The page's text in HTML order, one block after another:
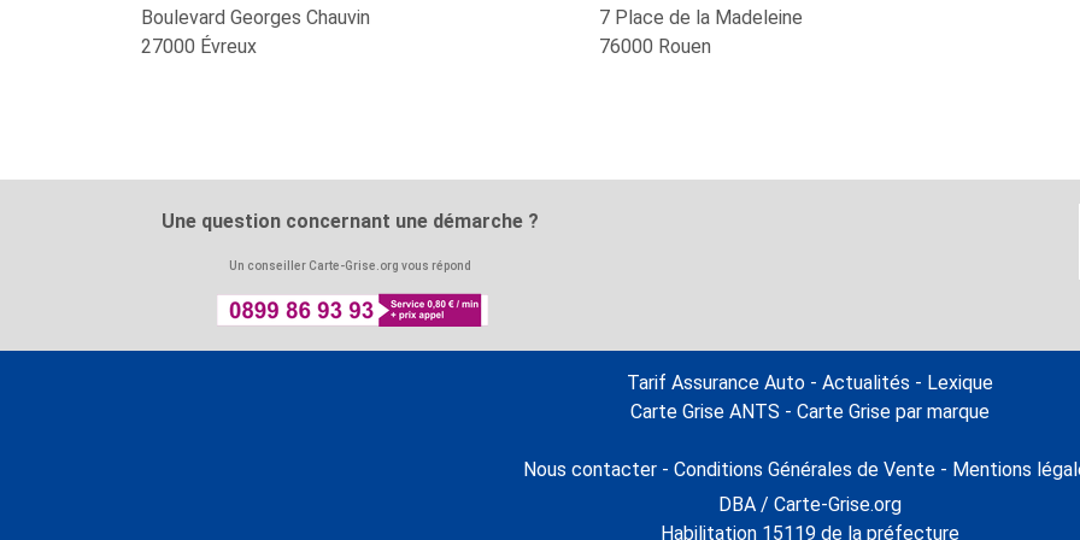
Boulevard Georges Chauvin
27000 Évreux
7 Place de la Madeleine
76000 Rouen
Une question concernant une démarche ?
Un conseiller Carte-Grise.org vous répond
Tarif Assurance Auto - Actualités - Lexique
Carte Grise ANTS - Carte Grise par marque
Nous contacter- Conditions Générales de Vente- Mentions
DBA / Carte-Grise.org
Habilitation 15119 de la préfecture